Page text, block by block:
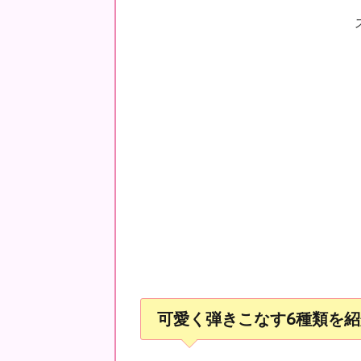
可愛く弾きこなす6種類を